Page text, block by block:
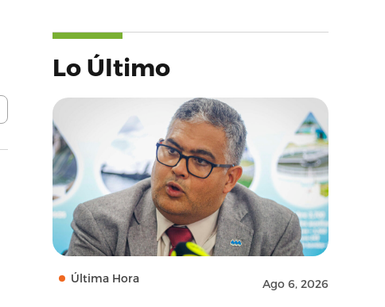
Lo Último
Última Hora Ago 6, 2026